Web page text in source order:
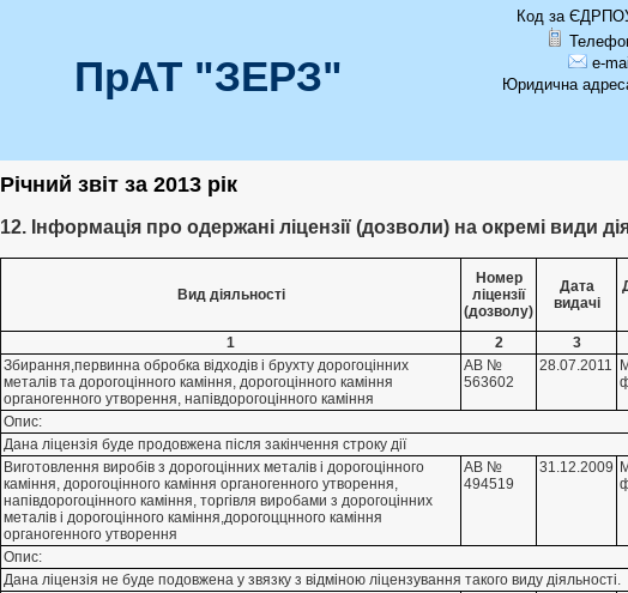
ПрАТ "ЗЕРЗ"
Код за
e-
Юридична
Річний звіт за 2013 рік
12. Інформація про одержані ліцензії (дозволи) на окремі види
Вид діяльності
Номер
ліцензії
(дозволу)
Дата
видачі
1
2 3
Збирання,первинна обробка вiдходiв i брухту дорогоцiнних
металiв та дорогоцiнного камiння, дорогоцiнного камiння
органогенного утворення, напiвдорогоцiнного камiння
АВ №
563602
28.07.2011
Опис:
Дана лiцензiя буде продовжена пiсля закiнчення строку дiї
Виготовлення виробiв з дорогоцiнних металiв i дорогоцiнного
камiння, дорогоцiнного камiння органогенного утворення,
напiвдорогоцiнного камiння, торгiвля виробами з дорогоцiнних
металiв i дорогоцiнного камiння,дорогоццнного камiння
органогенного утворення
АВ №
494519
31.12.2009
Опис:
Дана лiцензiя не буде подовжена у звязку з вiдмiною лiцензування такого виду дiяльностi.